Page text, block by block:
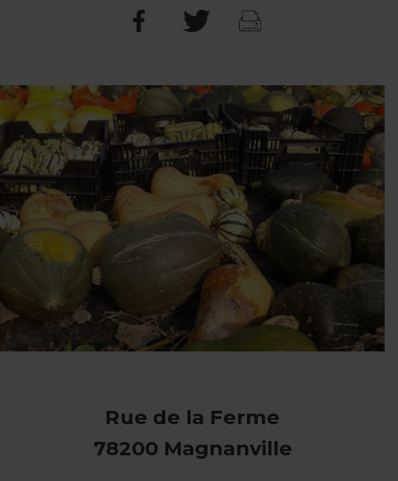
Rue de la Ferme
78200 Magnanville